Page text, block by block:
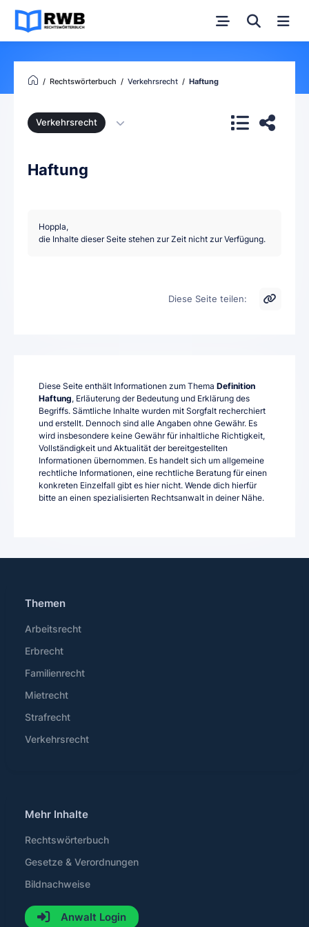
Rechtswörterbuch Verkehrsrecht Haftung
Verkehrsrecht
Haftung
Hoppla,
die Inhalte dieser Seite stehen zur Zeit nicht zur Verfügung.
Diese Seite teilen:
Diese Seite enthält Informationen zum Thema Definition
Haftung, Erläuterung der Bedeutung und Erklärung des
Begriffs. Sämtliche Inhalte wurden mit Sorgfalt recherchiert
und erstellt. Dennoch sind alle Angaben ohne Gewähr. Es
wird insbesondere keine Gewähr für inhaltliche Richtigkeit,
Vollständigkeit und Aktualität der bereitgestellten
Informationen übernommen. Es handelt sich um allgemeine
rechtliche Informationen, eine rechtliche Beratung für einen
konkreten Einzelfall gibt es hier nicht. Wende dich hierfür
bitte an einen spezialisierten Rechtsanwalt in deiner Nähe.
Themen
Arbeitsrecht
Erbrecht
Familienrecht
Mietrecht
Strafrecht
Verkehrsrecht
Mehr Inhalte
Rechtswörterbuch
Gesetze & Verordnungen
Bildnachweise
Anwalt Login